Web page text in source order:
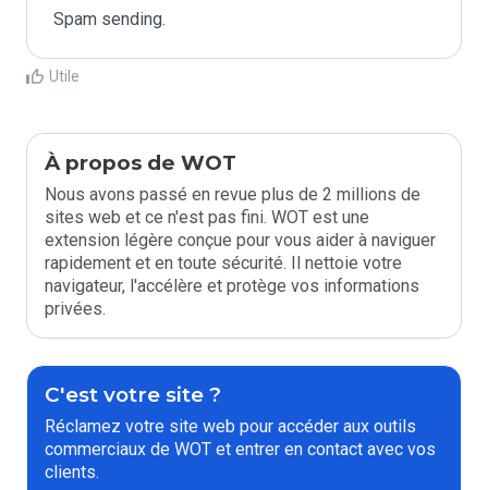
Spam sending.
Utile
À propos de WOT
Nous avons passé en revue plus de 2 millions de
sites web et ce n'est pas fini. WOT est une
extension légère conçue pour vous aider à naviguer
rapidement et en toute sécurité. Il nettoie votre
navigateur, l'accélère et protège vos informations
privées.
C'est votre site ?
Réclamez votre site web pour accéder aux outils
commerciaux de WOT et entrer en contact avec vos
clients.